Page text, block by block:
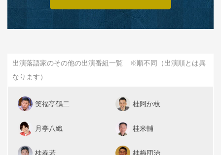
出演落語家のその他の出演番組一覧 ※順不同（出演順とは異
なります）
笑福亭鶴二 桂阿か枝
月亭八織 桂米輔
桂春若 桂梅団治